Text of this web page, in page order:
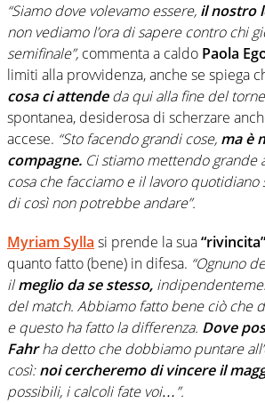
“Siamo dove volevamo essere, il nostro
non vediamo l’ora di sapere contro chi
semifinale”, commenta a caldo Paola
limiti alla provvidenza, anche se spiega
cosa ci attendeda qui alla fine del
spontanea, desiderosa di scherzare
accese. “Sto facendo grandi cose, ma è
compagne. Ci stiamo mettendo grande
cosa che facciamo e il lavoro quotidiano
di così non potrebbe andare”.
Myriam Sylla si prende la sua“rivincita”
quanto fatto (bene) in difesa. “Ognuno
ilmeglio da se stesso,
del match. Abbiamo fatto bene ciò che
e questo ha fatto la differenza. Dove
Fahrha detto che dobbiamo puntare
così:noi cercheremo di vincere il
possibili, i calcoli fate voi…”.